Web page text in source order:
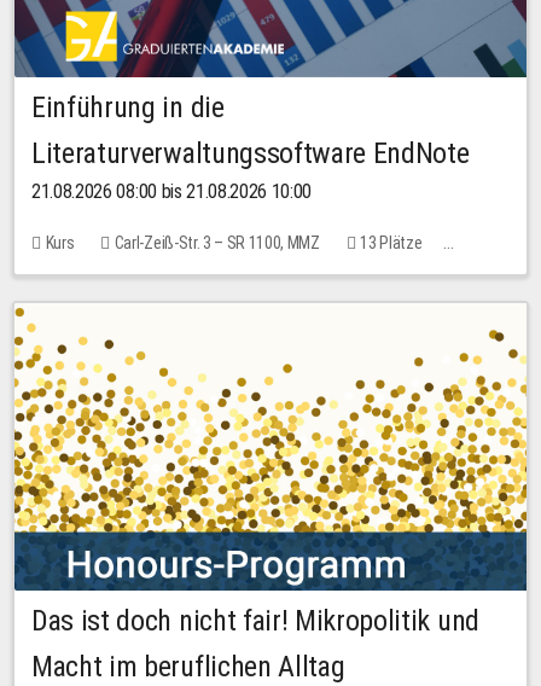
Einführung in die
Literaturverwaltungssoftware EndNote
21.08.2026 08:00 bis 21.08.2026 10:00
Kurs Carl-Zeiß-Str. 3 – SR 1100, MMZ
13 Plätze
10,00 EUR
Das ist doch nicht fair! Mikropolitik und
Macht im beruflichen Alltag